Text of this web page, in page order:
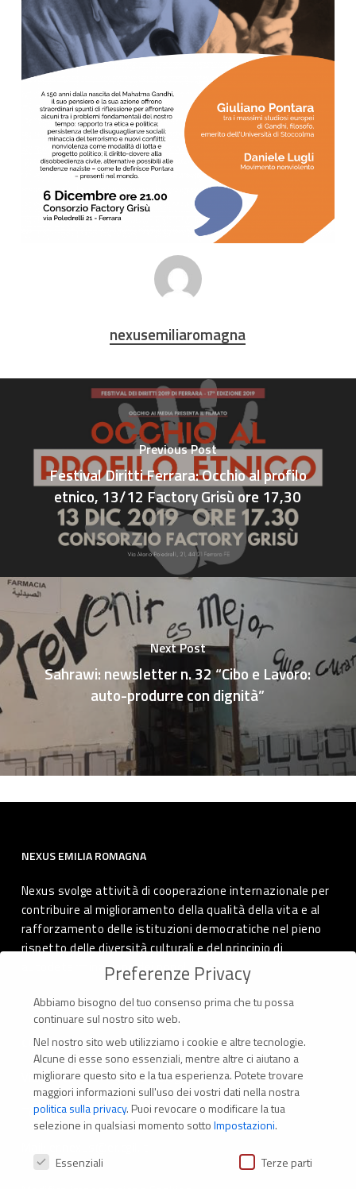
nexusemiliaromagna
Previous Post
Festival Diritti Ferrara: Occhio al profilo
etnico, 13/12 Factory Grisù ore 17,30
Next Post
Sahrawi: newsletter n. 32 “Cibo e Lavoro:
auto-produrre con dignità”
NEXUS EMILIA ROMAGNA
Nexus svolge attività di cooperazione internazionale per
contribuire al miglioramento della qualità della vita e al
rafforzamento delle istituzioni democratiche nel pieno
rispetto delle diversità culturali e del principio di
autodeterminazione dei popoli.
CONTATTI
Via Marconi 69 – 40122 Bologna (Italia)
Tel. +39 051 294 775
Preferenze Privacy
Abbiamo bisogno del tuo consenso prima che tu possa
continuare sul nostro sito web.
Nel nostro sito web utilizziamo i cookie e altre tecnologie.
Alcune di esse sono essenziali, mentre altre ci aiutano a
migliorare questo sito e la tua esperienza. Potete trovare
maggiori informazioni sull'uso dei vostri dati nella nostra
politica sulla privacy. Puoi revocare o modificare la tua
selezione in qualsiasi momento sottoImpostazioni.
Preferenze Privacy
Essenziali Terze parti